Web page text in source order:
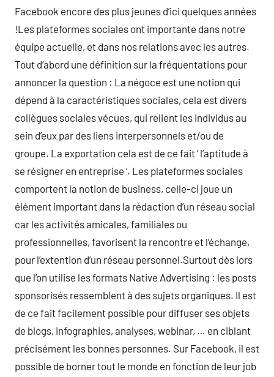
Facebook encore des plus jeunes d’ici quelques années
!Les plateformes sociales ont importante dans notre
équipe actuelle, et dans nos relations avec les autres.
Tout d’abord une définition sur la fréquentations pour
annoncer la question : La négoce est une notion qui
dépend à la caractéristiques sociales, cela est divers
collègues sociales vécues, qui relient les individus au
sein d’eux par des liens interpersonnels et/ou de
groupe. La exportation cela est de ce fait ‘ l’aptitude à
se résigner en entreprise ‘. Les plateformes sociales
comportent la notion de business, celle-ci joue un
élément important dans la rédaction d’un réseau social
car les activités amicales, familiales ou
professionnelles, favorisent la rencontre et l’échange,
pour l’extention d’un réseau personnel.Surtout dès lors
que l’on utilise les formats Native Advertising : les posts
sponsorisés ressemblent à des sujets organiques. Il est
de ce fait facilement possible pour diffuser ses objets
de blogs, infographies, analyses, webinar, … en ciblant
précisément les bonnes personnes. Sur Facebook, il est
possible de borner tout le monde en fonction de leur job